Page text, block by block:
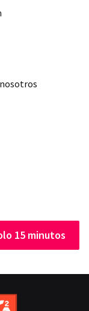
15 minutos